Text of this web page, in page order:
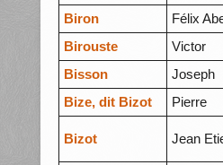
Biron Félix
Birouste
Victor
Bisson
Joseph
Bize, dit Bizot
Pierre
Bizot Jean